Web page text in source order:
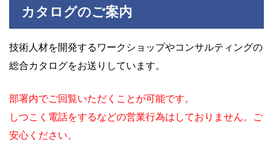
カタログのご案内
技術人材を開発するワークショップやコンサルティングの
総合カタログをお送りしています。
部署内でご回覧いただくことが可能です。
しつこく電話をするなどの営業行為はしておりません。ご
安心ください。